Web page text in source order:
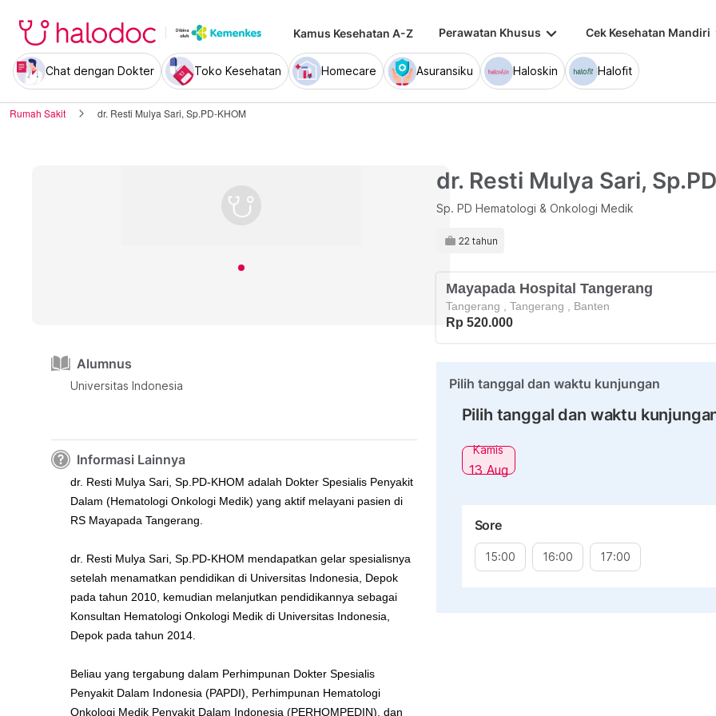
Kamus Kesehatan A-Z Perawatan Khusus keyboard_arrow_down Cek Kesehatan Mandiri
Chat dengan Dokter Toko Kesehatan Homecare Asuransiku Haloskin Halofit
Rumah Sakit dr. Resti Mulya Sari, Sp.PD-KHOM
Alumnus
Universitas Indonesia
Informasi Lainnya
dr. Resti Mulya Sari, Sp.PD-KHOM adalah Dokter Spesialis Penyakit
Dalam (Hematologi Onkologi Medik) yang aktif melayani pasien di
RS Mayapada Tangerang.
dr. Resti Mulya Sari, Sp.PD-KHOM mendapatkan gelar spesialisnya
setelah menamatkan pendidikan di Universitas Indonesia, Depok
pada tahun 2010, kemudian melanjutkan pendidikannya sebagai
Konsultan Hematologi Onkologi Medik di Universitas Indonesia,
Depok pada tahun 2014.
Beliau yang tergabung dalam Perhimpunan Dokter Spesialis
Penyakit Dalam Indonesia (PAPDI), Perhimpunan Hematologi
Onkologi Medik Penyakit Dalam Indonesia (PERHOMPEDIN), dan
dr. Resti Mulya Sari,
Sp. PD Hematologi & Onkologi Medik
22 tahun
Mayapada Hospital Tangerang
Tangerang Tangerang Banten
Rp 520.000
Pilih tanggal dan waktu kunjungan
Pilih tanggal dan waktu
Kamis
13 Aug
Sore
15:00 16:00 17:00